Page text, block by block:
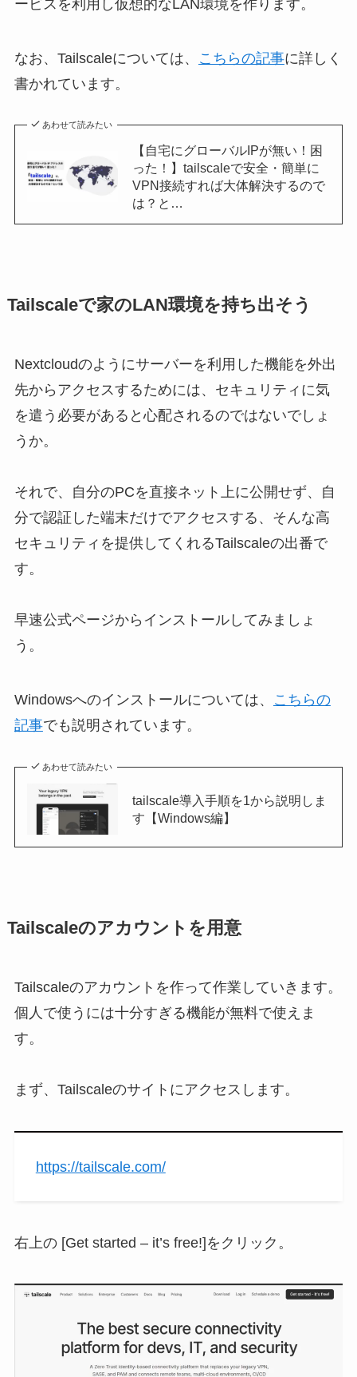
ービスを利用し仮想的なLAN環境を作ります。
なお、Tailscaleについては、 こちらの記事に詳しく
書かれています。
あわせて読みたい
【自宅にグローバルIPが無い！困
った！】tailscaleで安全・簡単に
VPN接続すれば大体解決するので
は？と…
Tailscaleで家のLAN環境を持ち出そう
Nextcloudのようにサーバーを利用した機能を外出
先からアクセスするためには、セキュリティに気
を遣う必要があると心配されるのではないでしょ
うか。
それで、自分のPCを直接ネット上に公開せず、自
分で認証した端末だけでアクセスする、そんな⾼
セキュリティを提供してくれるTailscaleの出番で
す。
早速公式ページからインストールしてみましょ
う。
Windowsへのインストールについては、
こちらの
記事でも説明されています。
あわせて読みたい
tailscale導入手順を1から説明しま
す【Windows編】
Tailscaleのアカウントを用意
Tailscaleのアカウントを作って作業していきます。
個人で使うには⼗分すぎる機能が無料で使えま
す。
まず、Tailscaleのサイトにアクセスします。
https://tailscale.com/
右上の [Get started – it’s free!]をクリック。